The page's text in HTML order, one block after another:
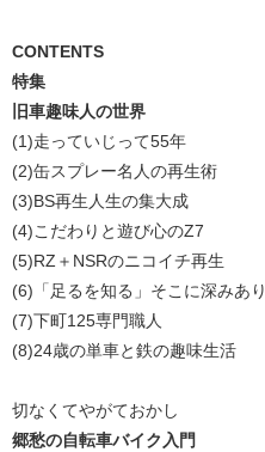
CONTENTS
特集
旧車趣味人の世界
(1)走っていじって55年
(2)缶スプレー名人の再生術
(3)BS再生人生の集大成
(4)こだわりと遊び心のZ7
(5)RZ＋NSRのニコイチ再生
(6)「足るを知る」そこに深みあり
(7)下町125専門職人
(8)24歳の単車と鉄の趣味生活
切なくてやがておかし
郷愁の自転車バイク入門